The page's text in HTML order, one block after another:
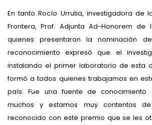
En tanto Rocío Urrutia, investigadora de
Frontera, Prof. Adjunta Ad-Honorem de
quienes presentaron la nominación
reconocimiento expresó que el
instalando el primer laboratorio de esta
formó a todos quienes trabajamos en
país. Fue una fuente de conocimiento
muchos y estamos muy contentos
reconocido con este premio que se les